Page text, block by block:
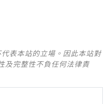
表本站的立場。因此本站對
及完整性不負任何法律責